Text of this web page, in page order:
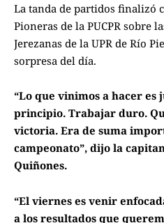
La tanda de partidos finalizó
Pioneras de la PUCPR sobre
Jerezanas de la UPR de Río
sorpresa del día.
“Lo que vinimos a hacer es
principio. Trabajar duro.
victoria. Era de suma
campeonato”, dijo la
Quiñones.
“El viernes es venir
a los resultados que